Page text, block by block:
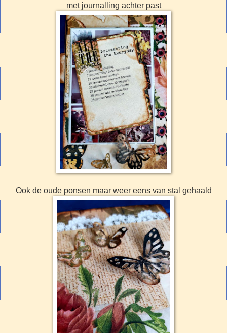
met journalling achter past
Ook de oude ponsen maar weer eens van stal gehaald